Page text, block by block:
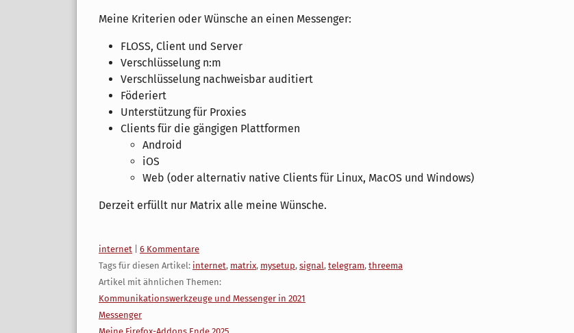
Meine Kriterien oder Wünsche an einen Messenger:
FLOSS, Client und Server
Verschlüsselung n:m
Verschlüsselung nachweisbar auditiert
Föderiert
Unterstützung für Proxies
Clients für die gängigen Plattformen
Android
iOS
Web (oder alternativ native Clients für Linux, MacOS und Windows)
Derzeit erfüllt nur Matrix alle meine Wünsche.
Kategorien:
internet
6 Kommentare
Tags für diesen Artikel: internet, matrix, mysetup, signal, telegram, threema
Artikel mit ähnlichen Themen:
Kommunikationswerkzeuge und Messenger in 2021
Messenger